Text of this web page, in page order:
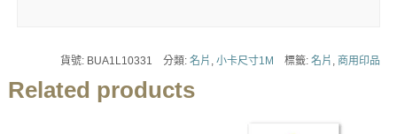
貨號: BUA1L10331 分類:名片 ,小卡尺寸1M 標籤:名片 ,商用印品
Related products